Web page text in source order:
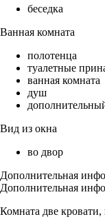
беседка
Ванная комната
полотенца
туалетные
ванная комната
душ
Вид из окна
во двор
Дополнительная
Дополнительная
Комната две кровати,